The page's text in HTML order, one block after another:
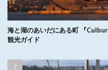
海と湖のあいだにある町 『
観光ガイド